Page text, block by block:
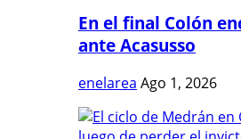
En el final Colón
ante Acasusso
enelarea Ago 1, 2026